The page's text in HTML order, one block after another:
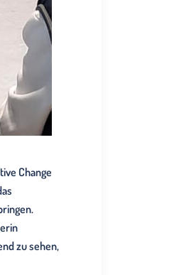
Change
zu sehen,